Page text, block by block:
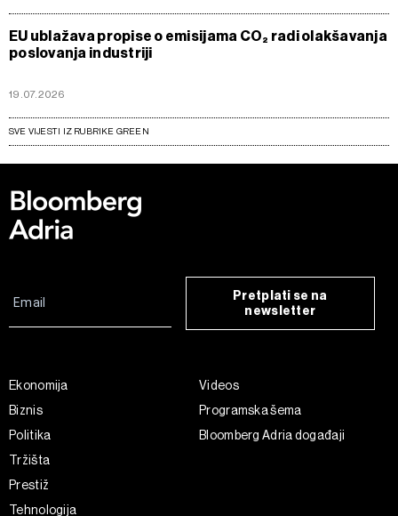
EU ublažava propise o emisijama CO₂ radi olakšavanja
poslovanja industriji
19.07.2026
SVE VIJESTI IZ RUBRIKE GREEN
Pretplati se na
newsletter
Ekonomija
Biznis
Politika
Tržišta
Prestiž
Tehnologija
Videos
Programska šema
Bloomberg Adria događaji